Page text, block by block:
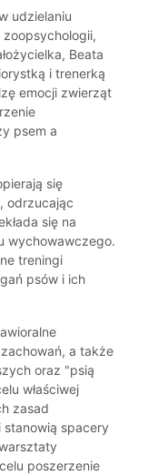
udzielaniu
Beata
i trenerką
emocji zwierząt
psem a
się
odrzucając
się na
wychowawczego.
treningi
psów i ich
a także
oraz "psią
właściwej
zasad
stanowią spacery
poszerzenie